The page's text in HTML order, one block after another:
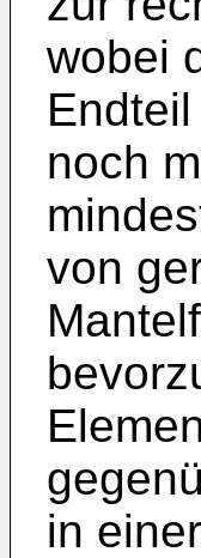
wobei
noch
von
in